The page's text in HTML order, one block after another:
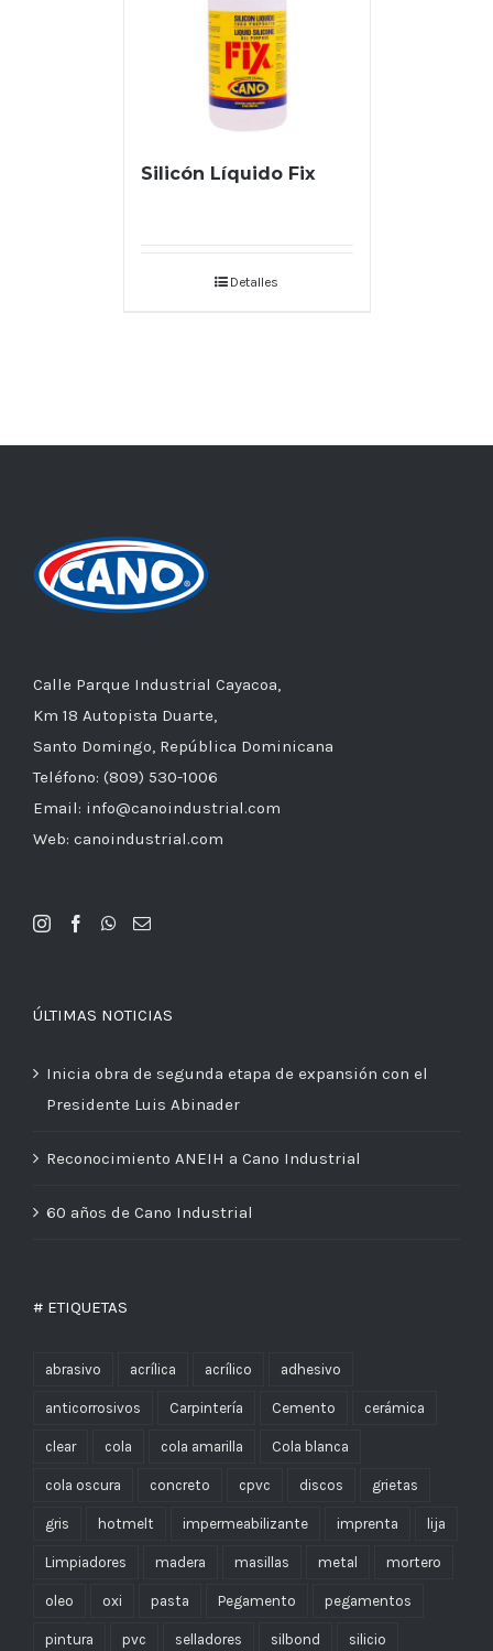
Silicón Líquido Fix
Detalles
Calle Parque Industrial Cayacoa,
Km 18 Autopista Duarte,
Santo Domingo, República Dominicana
Teléfono: (809) 530-1006
Email: info@canoindustrial.com
Web: canoindustrial.com
ÚLTIMAS NOTICIAS
Inicia obra de segunda etapa de expansión con el
Presidente Luis Abinader
Reconocimiento ANEIH a Cano Industrial
60 años de Cano Industrial
# ETIQUETAS
abrasivo acrílica acrílico adhesivo
anticorrosivos Carpintería Cemento cerámica
clear cola cola amarilla Cola blanca
cola oscura concreto cpvc discos grietas
gris hotmelt impermeabilizante imprenta lija
Limpiadores madera masillas metal mortero
oleo oxi pasta Pegamento pegamentos
pintura pvc selladores silbond silicio